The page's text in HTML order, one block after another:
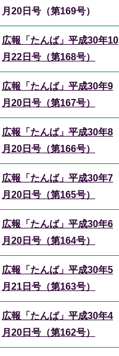
月20日号（第169号）
広報「たんば」平成30年10
月22日号（第168号）
広報「たんば」平成30年9
月20日号（第167号）
広報「たんば」平成30年8
月20日号（第166号）
広報「たんば」平成30年7
月20日号（第165号）
広報「たんば」平成30年6
月20日号（第164号）
広報「たんば」平成30年5
月21日号（第163号）
広報「たんば」平成30年4
月20日号（第162号）